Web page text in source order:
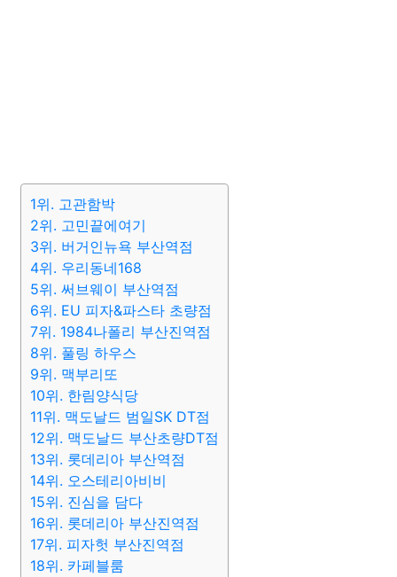
1위. 고관함박
2위. 고민끝에여기
3위. 버거인뉴욕 부산역점
4위. 우리동네168
5위. 써브웨이 부산역점
6위. EU 피자&파스타 초량점
7위. 1984나폴리 부산진역점
8위. 풀링 하우스
9위. 맥부리또
10위. 한림양식당
11위. 맥도날드 범일SK DT점
12위. 맥도날드 부산초량DT점
13위. 롯데리아 부산역점
14위. 오스테리아비비
15위. 진심을 담다
16위. 롯데리아 부산진역점
17위. 피자헛 부산진역점
18위. 카페블룸